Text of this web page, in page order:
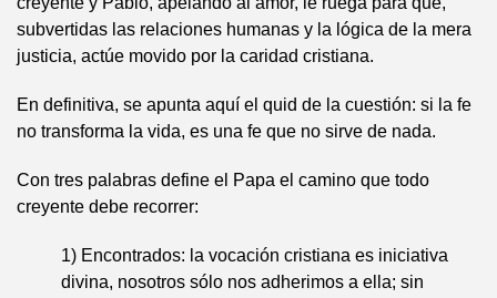
subvertidas las relaciones humanas y la lógica de la mera
justicia, actúe movido por la caridad cristiana.
En definitiva, se apunta aquí el quid de la cuestión: si la fe
no transforma la vida, es una fe que no sirve de nada.
Con tres palabras define el Papa el camino que todo
creyente debe recorrer:
1) Encontrados: la vocación cristiana es iniciativa
divina, nosotros sólo nos adherimos a ella; sin